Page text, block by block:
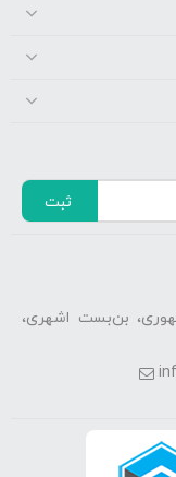
ثبت
بن‌بست اشهری،